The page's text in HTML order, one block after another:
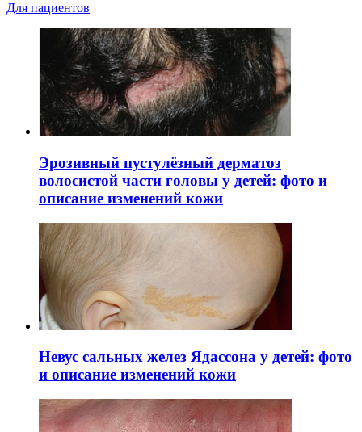
Для пациентов
Эрозивный пустулёзный дерматоз
волосистой части головы у детей: фото и
описание изменений кожи
Невус сальных желез Ядассона у детей: фото
и описание изменений кожи